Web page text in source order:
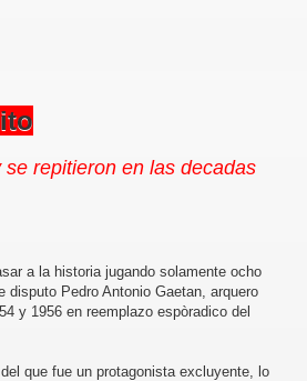
repitieron en las decadas
a la historia jugando solamente ocho
disputo Pedro Antonio Gaetan, arquero
y 1956 en reemplazo espòradico del
que fue un protagonista excluyente, lo